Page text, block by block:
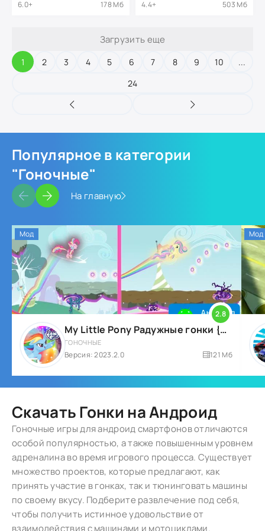
6.0+ 178 Мб 4.4+ 503 Мб
Загрузить еще
1 2 3 4 5 6 7 8 9 10
...
24
Популярное в категории
"Гоночные"
На главную
2.8
Мод
My Little Pony Радужные гонки {ВЗЛОМ: Всё открыто}
ГОНОЧНЫЕ
Версия: 2023.2.0 121 Мб
Мод
Скачать Гонки на Андроид
Гоночные игры для андроид смартфонов отличаются
особой популярностью, а также повышенным уровнем
адреналина во время игрового процесса. Существует
множество проектов, которые предлагают, как
принять участие в гонках, так и тюнинговать машины
по своему вкусу. Подберите развлечение под себя,
чтобы получить истинное удовольствие от
взаимодействия с машинами и мотоциклами.